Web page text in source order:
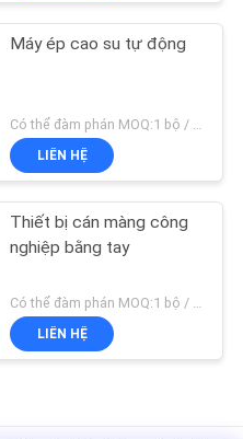
Máy ép cao su tự động
LIÊN HỆ
Thiết bị cán màng công
nghiệp bằng tay
LIÊN HỆ